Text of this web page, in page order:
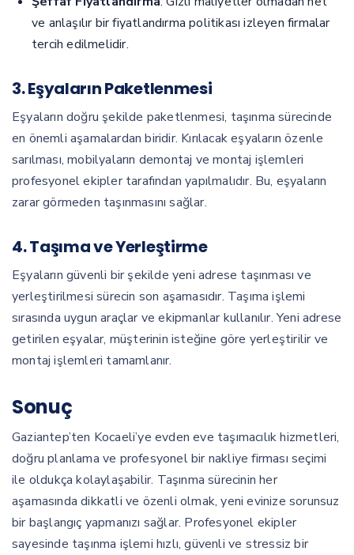
ve anlaşılır bir fiyatlandırma politikası izleyen firmalar
tercih edilmelidir.
3. Eşyaların Paketlenmesi
Eşyaların doğru şekilde paketlenmesi, taşınma sürecinde
en önemli aşamalardan biridir. Kırılacak eşyaların özenle
sarılması, mobilyaların demontaj ve montaj işlemleri
profesyonel ekipler tarafından yapılmalıdır. Bu, eşyaların
zarar görmeden taşınmasını sağlar.
4. Taşıma ve Yerleştirme
Eşyaların güvenli bir şekilde yeni adrese taşınması ve
yerleştirilmesi sürecin son aşamasıdır. Taşıma işlemi
sırasında uygun araçlar ve ekipmanlar kullanılır. Yeni adrese
getirilen eşyalar, müşterinin isteğine göre yerleştirilir ve
montaj işlemleri tamamlanır.
Sonuç
Gaziantep’ten Kocaeli’ye evden eve taşımacılık hizmetleri,
doğru planlama ve profesyonel bir nakliye firması seçimi
ile oldukça kolaylaşabilir. Taşınma sürecinin her
aşamasında dikkatli ve özenli olmak, yeni evinize sorunsuz
bir başlangıç yapmanızı sağlar. Profesyonel ekipler
sayesinde taşınma işlemi hızlı, güvenli ve stressiz bir